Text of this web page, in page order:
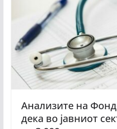
Анализите на
дека во јавниот